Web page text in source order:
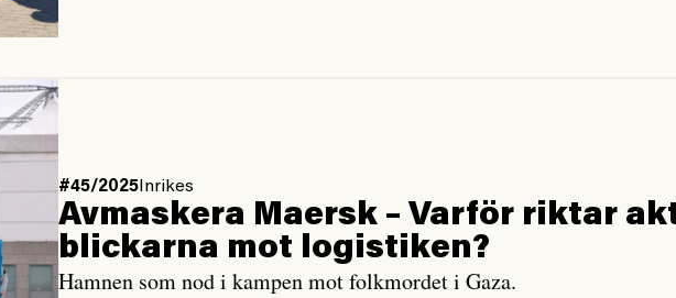
#45/2025Inrikes
Avmaskera Maersk – Varför riktar
blickarna mot logistiken?
Hamnen som nod i kampen mot folkmordet i Gaza.